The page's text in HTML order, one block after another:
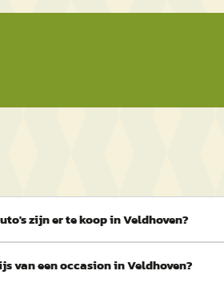
zijn er te koop in Veldhoven?
van een occasion in Veldhoven?